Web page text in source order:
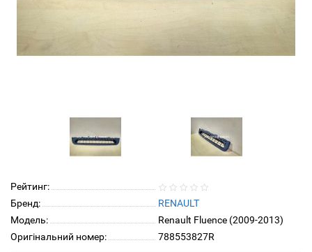
Рейтинг:
Бренд:
RENAULT
Модель:
Renault Fluence (2009-2013)
Оригінальний номер:
788553827R